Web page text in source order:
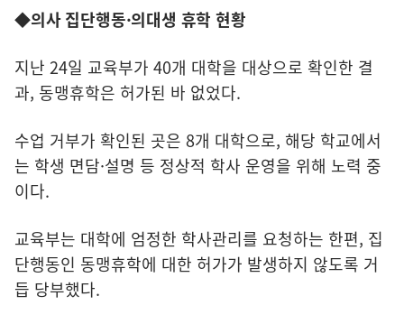
◆의사 집단행동·의대생 휴학 현황
지난 24일 교육부가 40개 대학을 대상으로 확인한 결
과, 동맹휴학은 허가된 바 없었다.
수업 거부가 확인된 곳은 8개 대학으로, 해당 학교에서
는 학생 면담·설명 등 정상적 학사 운영을 위해 노력 중
이다.
교육부는 대학에 엄정한 학사관리를 요청하는 한편, 집
단행동인 동맹휴학에 대한 허가가 발생하지 않도록 거
듭 당부했다.